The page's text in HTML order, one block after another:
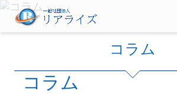
コラム
コラム